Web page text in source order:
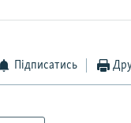
Підписатись